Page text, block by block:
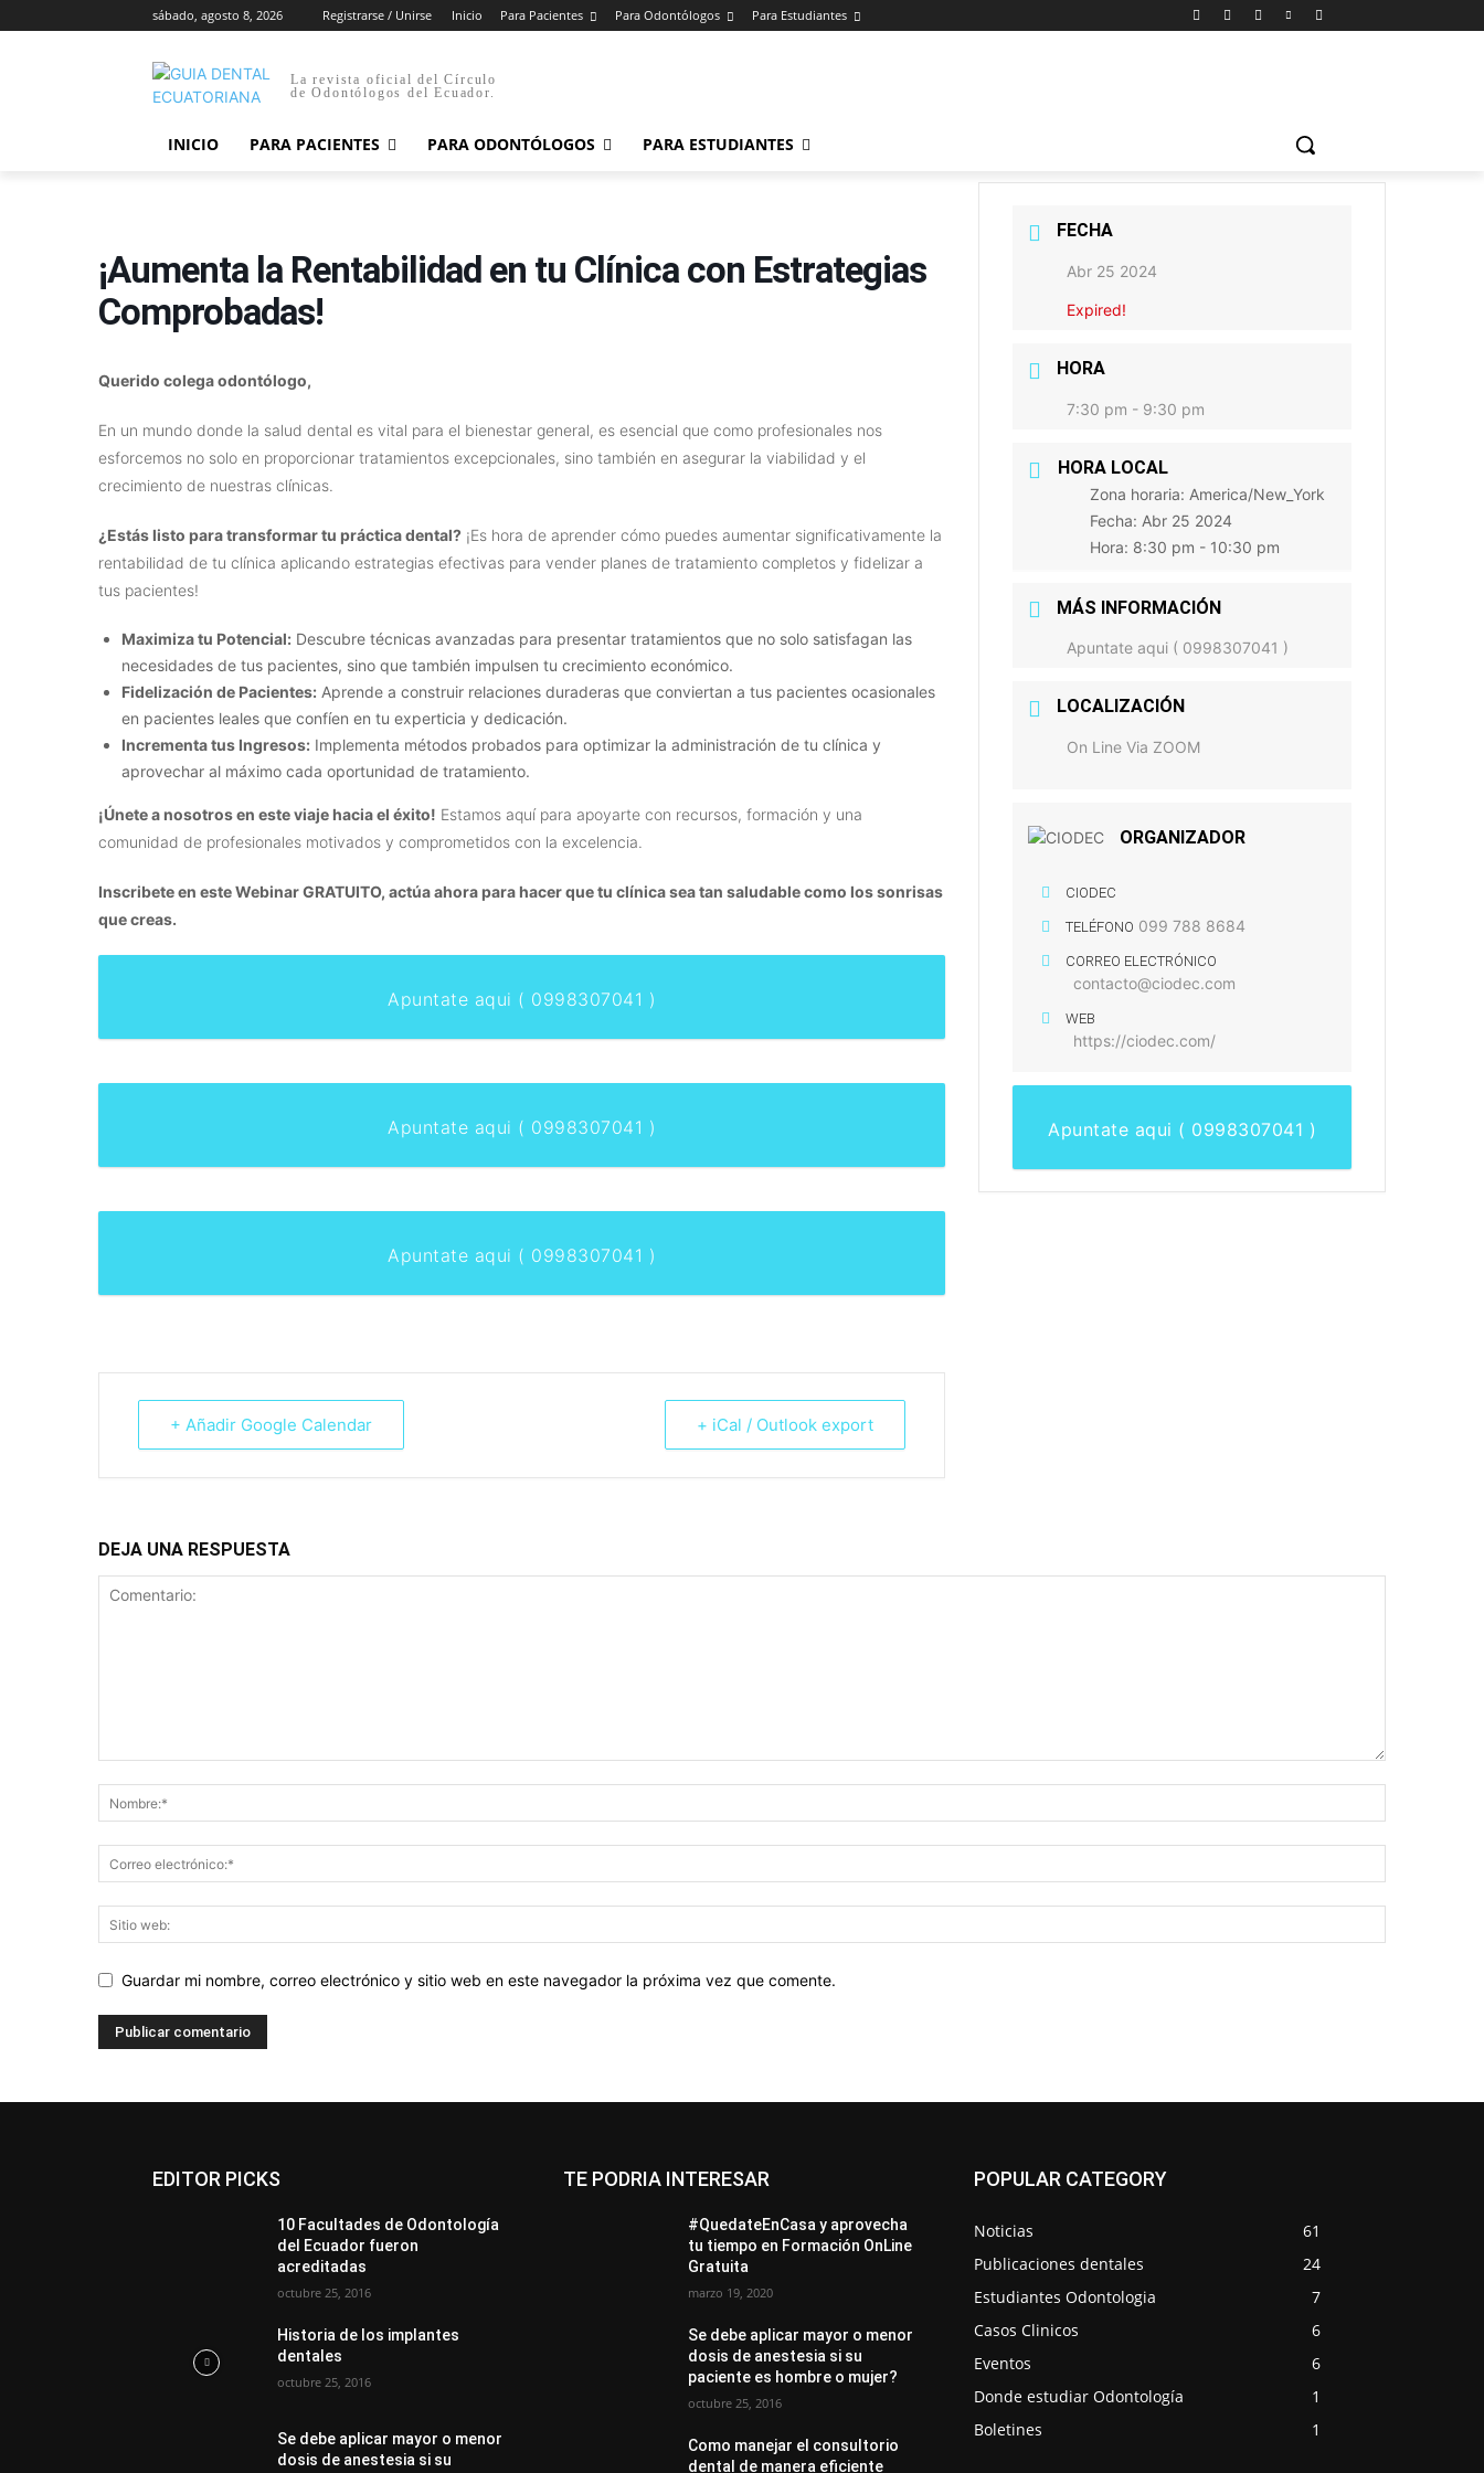
sábado, agosto 8, 2026 Registrarse / Unirse Inicio Para Pacientes Para Odontólogos Para Estudiantes
La revista oficial del Círculo
de Odontólogos del Ecuador.
INICIO PARA PACIENTES PARA ODONTÓLOGOS PARA ESTUDIANTES
¡Aumenta la Rentabilidad en tu Clínica con Estrategias
Comprobadas!
Querido colega odontólogo,
En un mundo donde la salud dental es vital para el bienestar general, es esencial que como profesionales nos
esforcemos no solo en proporcionar tratamientos excepcionales, sino también en asegurar la viabilidad y el
crecimiento de nuestras clínicas.
¿Estás listo para transformar tu práctica dental? ¡Es hora de aprender cómo puedes aumentar significativamente la
rentabilidad de tu clínica aplicando estrategias efectivas para vender planes de tratamiento completos y fidelizar a
tus pacientes!
Maximiza tu Potencial: Descubre técnicas avanzadas para presentar tratamientos que no solo satisfagan las
necesidades de tus pacientes, sino que también impulsen tu crecimiento económico.
Fidelización de Pacientes: Aprende a construir relaciones duraderas que conviertan a tus pacientes ocasionales
en pacientes leales que confíen en tu experticia y dedicación.
Incrementa tus Ingresos: Implementa métodos probados para optimizar la administración de tu clínica y
aprovechar al máximo cada oportunidad de tratamiento.
¡Únete a nosotros en este viaje hacia el éxito! Estamos aquí para apoyarte con recursos, formación y una
comunidad de profesionales motivados y comprometidos con la excelencia.
Inscribete en este Webinar GRATUITO, actúa ahora para hacer que tu clínica sea tan saludable como los sonrisas
que creas.
Apuntate aqui ( 0998307041 )
Apuntate aqui ( 0998307041 )
Apuntate aqui ( 0998307041 )
+ Añadir Google Calendar + iCal / Outlook export
FECHA
Abr 25 2024
Expired!
HORA
7:30 pm - 9:30 pm
HORA LOCAL
Zona horaria: America/New_York
Fecha: Abr 25 2024
Hora: 8:30 pm - 10:30 pm
MÁS INFORMACIÓN
Apuntate aqui ( 0998307041 )
LOCALIZACIÓN
On Line Via ZOOM
ORGANIZADOR
CIODEC
TELÉFONO 099 788 8684
CORREO ELECTRÓNICO
contacto@ciodec.com
WEB
https://ciodec.com/
Apuntate aqui ( 0998307041 )
DEJA UNA RESPUESTA
Guardar mi nombre, correo electrónico y sitio web en este navegador la próxima vez que comente.
EDITOR PICKS
10 Facultades de Odontología
del Ecuador fueron
acreditadas
octubre 25, 2016
Historia de los implantes
dentales
octubre 25, 2016
Se debe aplicar mayor o menor
dosis de anestesia si su
TE PODRIA INTERESAR
#QuedateEnCasa y aprovecha
tu tiempo en Formación OnLine
Gratuita
marzo 19, 2020
Se debe aplicar mayor o menor
dosis de anestesia si su
paciente es hombre o mujer?
octubre 25, 2016
Como manejar el consultorio
dental de manera eficiente
POPULAR CATEGORY
Noticias
61
Publicaciones dentales
24
Estudiantes Odontologia
7
Casos Clinicos
6
Eventos
6
Donde estudiar Odontología
1
Boletines
1